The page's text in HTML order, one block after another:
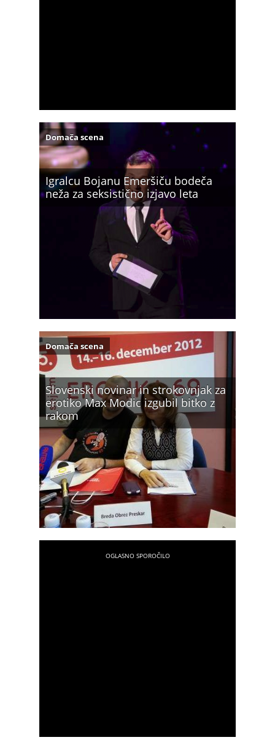
Igralcu Bojanu Emeršiču bodeča
neža za seksistično izjavo leta
Domača scena
Slovenski novinar in strokovnjak za
erotiko Max Modic izgubil bitko z
rakom
Domača scena